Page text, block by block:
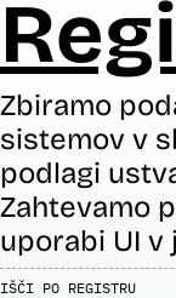
Zbiramo
sistemov v
podlagi
Zahtevamo
uporabi UI v
IŠČI PO REGISTRU